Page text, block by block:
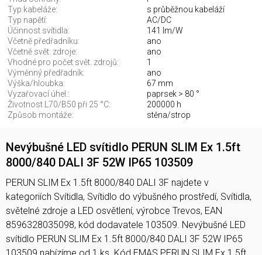
Typ kabeláže:
s průběžnou kabeláží
Typ napětí:
AC/DC
Účinnost svítidla:
141 lm/W
Včetně předřadníku:
ano
Včetně svět. zdroje:
ano
Vhodné pro počet svět. zdrojů:
1
Výměnný předřadník:
ano
Výška/hloubka:
67 mm
Vyzařovací úhel.:
paprsek > 80 °
Životnost L70/B50 při 25 °C:
200000 h
Způsob montáže:
stěna/strop
Nevýbušné LED svítidlo PERUN SLIM Ex 1.5ft
8000/840 DALI 3F 52W IP65 103509
PERUN SLIM Ex 1.5ft 8000/840 DALI 3F najdete v
kategoriích Svítidla, Svítidlo do výbušného prostředí, Svítidla,
světelné zdroje a LED osvětlení, výrobce Trevos, EAN
8596328035098, kód dodavatele 103509. Nevýbušné LED
svítidlo PERUN SLIM Ex 1.5ft 8000/840 DALI 3F 52W IP65